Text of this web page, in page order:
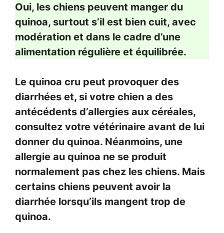
Oui, les chiens peuvent manger du
quinoa, surtout s’il est bien cuit, avec
modération et dans le cadre d’une
alimentation régulière et équilibrée.
Le quinoa cru peut provoquer des
diarrhées et, si votre chien a des
antécédents d’allergies aux céréales,
consultez votre vétérinaire avant de lui
donner du quinoa. Néanmoins, une
allergie au quinoa ne se produit
normalement pas chez les chiens. Mais
certains chiens peuvent avoir la
diarrhée lorsqu’ils mangent trop de
quinoa.